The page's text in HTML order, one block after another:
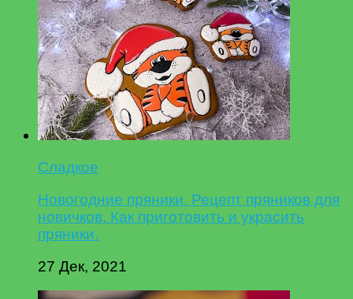
Сладкое
Новогодние пряники. Рецепт пряников для
новичков. Как приготовить и украсить
пряники.
27 Дек, 2021